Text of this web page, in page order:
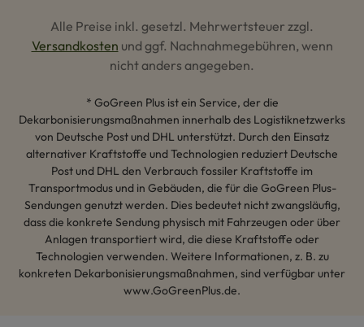
Alle Preise inkl. gesetzl. Mehrwertsteuer zzgl.
Versandkosten und ggf. Nachnahmegebühren, wenn
nicht anders angegeben.
* GoGreen Plus ist ein Service, der die
Dekarbonisierungsmaßnahmen innerhalb des Logistiknetzwerks
von Deutsche Post und DHL unterstützt. Durch den Einsatz
alternativer Kraftstoffe und Technologien reduziert Deutsche
Post und DHL den Verbrauch fossiler Kraftstoffe im
Transportmodus und in Gebäuden, die für die GoGreen Plus-
Sendungen genutzt werden. Dies bedeutet nicht zwangsläufig,
dass die konkrete Sendung physisch mit Fahrzeugen oder über
Anlagen transportiert wird, die diese Kraftstoffe oder
Technologien verwenden. Weitere Informationen, z. B. zu
konkreten Dekarbonisierungsmaßnahmen, sind verfügbar unter
www.GoGreenPlus.de.